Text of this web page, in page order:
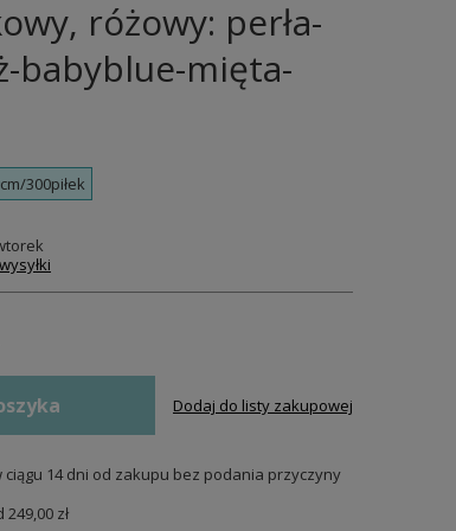
różowy: perła-
babyblue-mięta-
300piłek
Dodaj do listy zakupowej
14dni od zakupu bez podania przyczyny
249,00 zł